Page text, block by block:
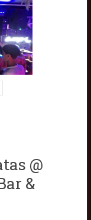
@
&